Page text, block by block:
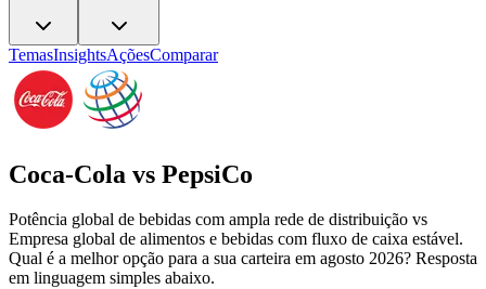
TemasInsightsAçõesComparar
Coca-Cola vs PepsiCo
Potência global de bebidas com ampla rede de distribuição vs
Empresa global de alimentos e bebidas com fluxo de caixa estável.
Qual é a melhor opção para a sua carteira em agosto 2026? Resposta
em linguagem simples abaixo.